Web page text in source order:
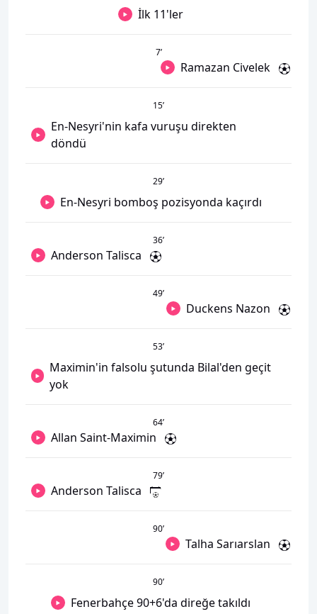
İlk 11'ler
7’
Ramazan Civelek
15’
En-Nesyri'nin kafa vuruşu direkten
döndü
29’
En-Nesyri bomboş pozisyonda kaçırdı
36’
Anderson Talisca
49’
Duckens Nazon
53’
Maximin'in falsolu şutunda Bilal'den geçit
yok
64’
Allan Saint-Maximin
79’
Anderson Talisca
90’
Talha Sarıarslan
90’
Fenerbahçe 90+6'da direğe takıldı